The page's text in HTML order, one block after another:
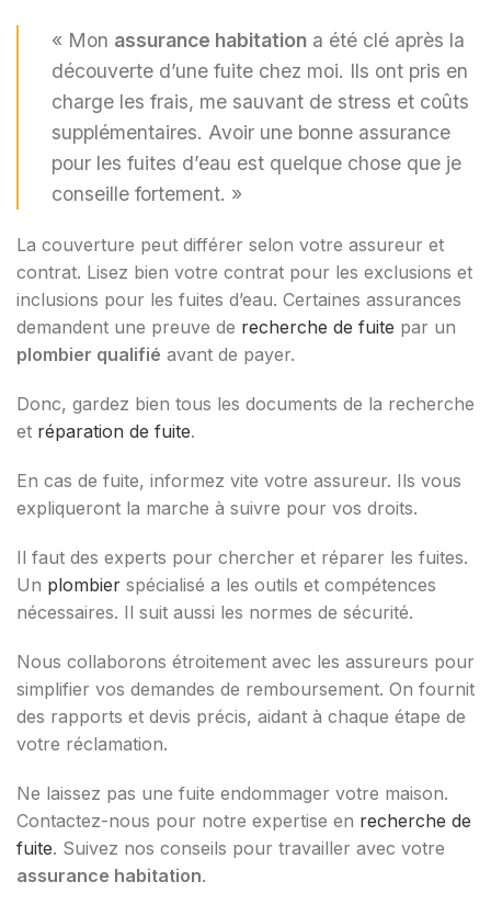
« Mon assurance habitation a été clé après la
découverte d’une fuite chez moi. Ils ont pris en
charge les frais, me sauvant de stress et coûts
supplémentaires. Avoir une bonne assurance
pour les fuites d’eau est quelque chose que je
conseille fortement. »
La couverture peut différer selon votre assureur et
contrat. Lisez bien votre contrat pour les exclusions et
inclusions pour les fuites d’eau. Certaines assurances
demandent une preuve de recherche de fuite par un
plombier qualifié avant de payer.
Donc, gardez bien tous les documents de la recherche
et réparation de fuite.
En cas de fuite, informez vite votre assureur. Ils vous
expliqueront la marche à suivre pour vos droits.
Il faut des experts pour chercher et réparer les fuites.
Un plombier spécialisé a les outils et compétences
nécessaires. Il suit aussi les normes de sécurité.
Nous collaborons étroitement avec les assureurs pour
simplifier vos demandes de remboursement. On fournit
des rapports et devis précis, aidant à chaque étape de
votre réclamation.
Ne laissez pas une fuite endommager votre maison.
Contactez-nous pour notre expertise en recherche de
fuite. Suivez nos conseils pour travailler avec votre
assurance habitation.